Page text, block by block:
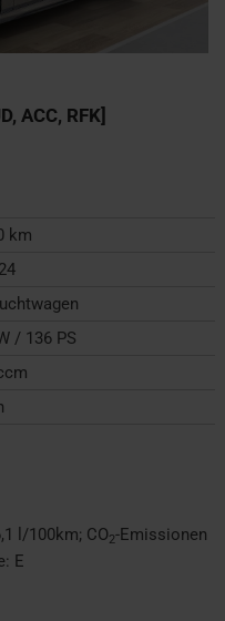
ACC, RFK]
km
/ 136 PS
l/100km; CO2-Emissionen
E